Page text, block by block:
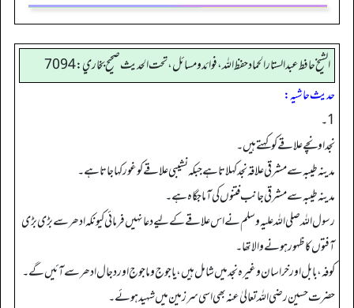
الشيخ حافط عبدالستار الحماد حفظ الله، فوائد و مسائل، تحت الحديث صحيح بخاري:7094
حدیث حاشیہ:
1۔
نجد اونچے علاقے کو کہتے ہیں۔
مدینہ طیبہ سے مشرقی علاقہ نجد کہلاتا ہے جبکہ نشیبی علاقے کو غور کہا جاتا ہے۔
مدینہ طیبہ سے مشرقی جانب فتنوں کی آماجگاہ ہے۔
رسول اللہ صلی اللہ علیہ وسلم نے اس علاقے کے لیے دعا نہیں فرمائی کیونکہ ادھر سے بڑی بڑی
آفتوں کا ظہورہونے والا تھا۔
کوفہ، بابل اور خراسان وغیرہ نجد میں شامل ہیں، یاجوج وماجوج اور دجال ادھر سے آئیں گے۔
حضرت حسین رضی اللہ تعالیٰ عنہ بھی اسی سرزمین میں شہید ہوئے۔